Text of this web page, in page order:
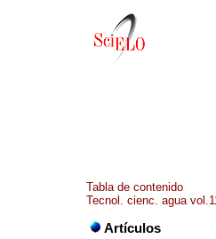
Tabla de contenido
Tecnol. cienc. agua
Artículos